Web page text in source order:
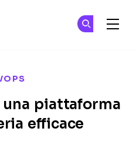
una piattaforma
efficace